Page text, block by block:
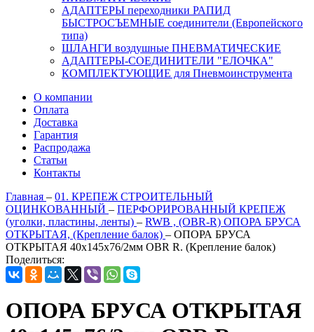
АДАПТЕРЫ переходники РАПИД
БЫСТРОСЪЕМНЫЕ соединители (Европейского
типа)
ШЛАНГИ воздушные ПНЕВМАТИЧЕСКИЕ
АДАПТЕРЫ-СОЕДИНИТЕЛИ "ЕЛОЧКА"
КОМПЛЕКТУЮЩИЕ для Пневмоинструмента
О компании
Оплата
Доставка
Гарантия
Распродажа
Статьи
Контакты
Главная – 01. КРЕПЕЖ СТРОИТЕЛЬНЫЙ
ОЦИНКОВАННЫЙ – ПЕРФОРИРОВАННЫЙ КРЕПЕЖ
(уголки, пластины, ленты) – RWB , (OBR-R) ОПОРА БРУСА
ОТКРЫТАЯ, (Крепление балок) – ОПОРА БРУСА
ОТКРЫТАЯ 40х145х76/2мм OBR R. (Крепление балок)
Поделиться:
ОПОРА БРУСА ОТКРЫТАЯ